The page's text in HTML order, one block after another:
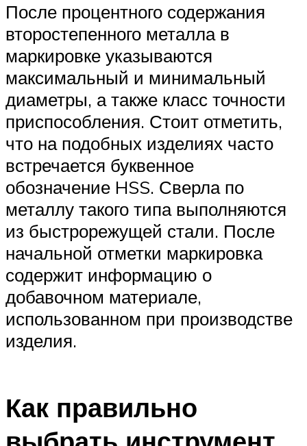
После процентного содержания
второстепенного металла в
маркировке указываются
максимальный и минимальный
диаметры, а также класс точности
приспособления. Стоит отметить,
что на подобных изделиях часто
встречается буквенное
обозначение HSS. Сверла по
металлу такого типа выполняются
из быстрорежущей стали. После
начальной отметки маркировка
содержит информацию о
добавочном материале,
использованном при производстве
изделия.
Как правильно